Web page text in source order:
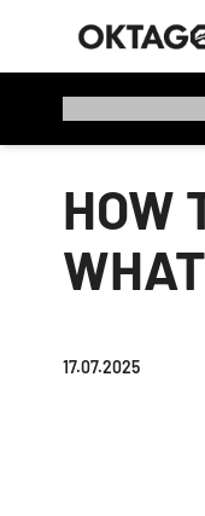
HOW
17.07.2025